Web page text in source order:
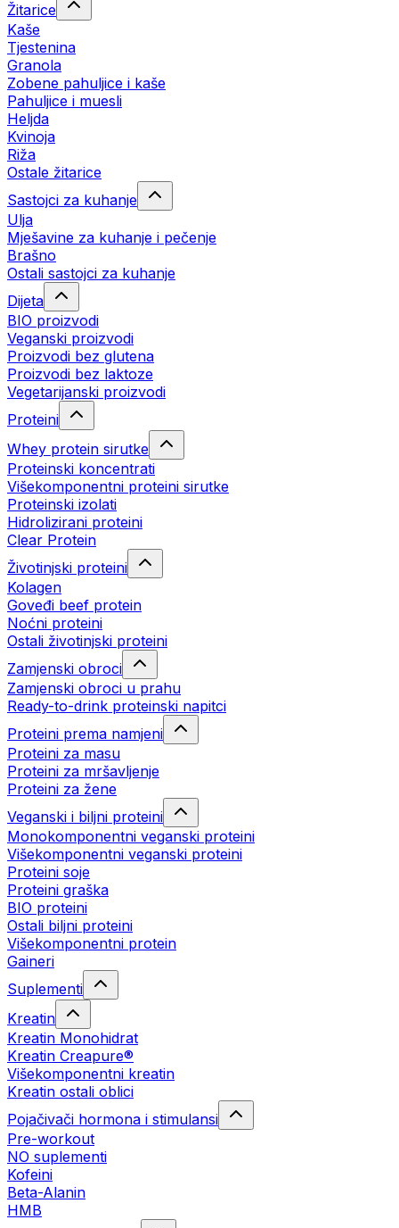
Žitarice
Kaše
Tjestenina
Granola
Zobene pahuljice i kaše
Pahuljice i muesli
Heljda
Kvinoja
Riža
Ostale žitarice
Sastojci za kuhanje
Ulja
Mješavine za kuhanje i pečenje
Brašno
Ostali sastojci za kuhanje
Dijeta
BIO proizvodi
Veganski proizvodi
Proizvodi bez glutena
Proizvodi bez laktoze
Vegetarijanski proizvodi
Proteini
Whey protein sirutke
Proteinski koncentrati
Višekomponentni proteini sirutke
Proteinski izolati
Hidrolizirani proteini
Clear Protein
Životinjski proteini
Kolagen
Goveđi beef protein
Noćni proteini
Ostali životinjski proteini
Zamjenski obroci
Zamjenski obroci u prahu
Ready-to-drink proteinski napitci
Proteini prema namjeni
Proteini za masu
Proteini za mršavljenje
Proteini za žene
Veganski i biljni proteini
Monokomponentni veganski proteini
Višekomponentni veganski proteini
Proteini soje
Proteini graška
BIO proteini
Ostali biljni proteini
Višekomponentni protein
Gaineri
Suplementi
Kreatin
Kreatin Monohidrat
Kreatin Creapure®
Višekomponentni kreatin
Kreatin ostali oblici
Pojačivači hormona i stimulansi
Pre-workout
NO suplementi
Kofeini
Beta-Alanin
HMB